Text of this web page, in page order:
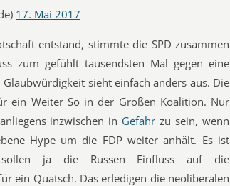
17. Mai 2017
entstand, stimmte die SPD zusammen
zum gefühlt tausendsten Mal gegen eine
sieht einfach anders aus. Die
ein Weiter So in der Großen Koalition. Nur
inzwischen in Gefahr zu sein, wenn
Hype um die FDP weiter anhält. Es ist
sollen ja die Russen Einfluss auf die
ein Quatsch. Das erledigen die neoliberalen